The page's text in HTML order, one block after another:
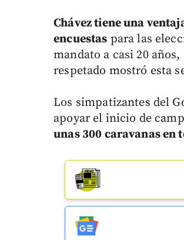
Chávez tiene una
encuestas para las
mandato a casi 20
respetado mostró esta
Los simpatizantes del
apoyar el inicio de
unas 300 caravanas en